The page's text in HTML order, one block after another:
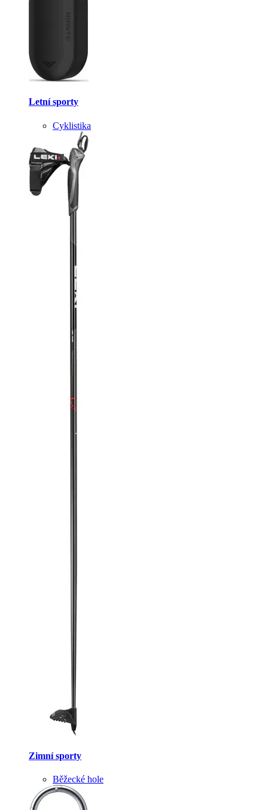
Letní sporty
Cyklistika
Zimní sporty
Běžecké hole